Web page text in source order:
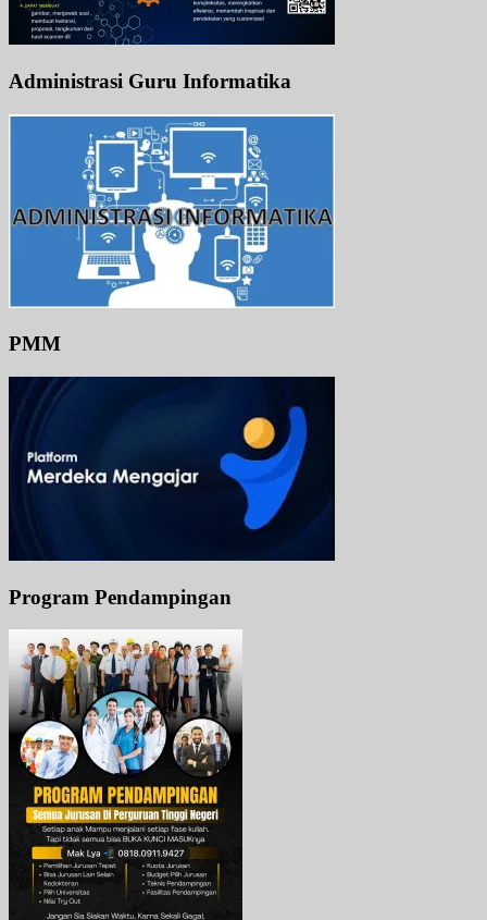
Administrasi Guru Informatika
PMM
Program Pendampingan